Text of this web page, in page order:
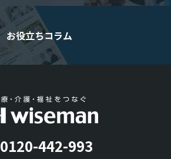
お役立ちコラム
0120-442-993